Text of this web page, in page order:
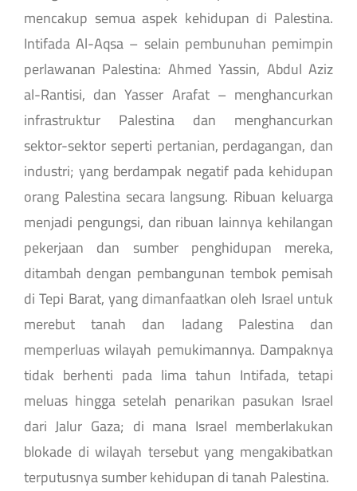
mencakup semua aspek kehidupan di Palestina.
Intifada Al-Aqsa – selain pembunuhan pemimpin
perlawanan Palestina: Ahmed Yassin, Abdul Aziz
al-Rantisi, dan Yasser Arafat – menghancurkan
infrastruktur Palestina dan menghancurkan
sektor-sektor seperti pertanian, perdagangan, dan
industri; yang berdampak negatif pada kehidupan
orang Palestina secara langsung. Ribuan keluarga
menjadi pengungsi, dan ribuan lainnya kehilangan
pekerjaan dan sumber penghidupan mereka,
ditambah dengan pembangunan tembok pemisah
di Tepi Barat, yang dimanfaatkan oleh Israel untuk
merebut tanah dan ladang Palestina dan
memperluas wilayah pemukimannya. Dampaknya
tidak berhenti pada lima tahun Intifada, tetapi
meluas hingga setelah penarikan pasukan Israel
dari Jalur Gaza; di mana Israel memberlakukan
blokade di wilayah tersebut yang mengakibatkan
terputusnya sumber kehidupan di tanah Palestina.